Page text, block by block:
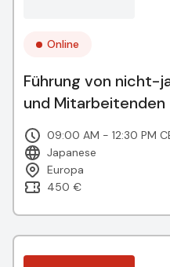
Online
Führung von nicht-
und Mitarbeitenden
09:00 AM - 12:30 PM
Japanese
Europa
450 €